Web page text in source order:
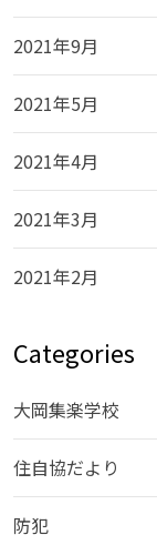
2021年9月
2021年5月
2021年4月
2021年3月
2021年2月
Categories
大岡集楽学校
住自協だより
防犯